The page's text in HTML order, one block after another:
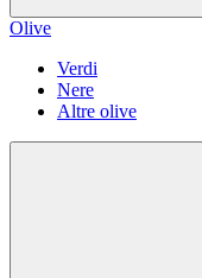
Olive
Verdi
Nere
Altre olive